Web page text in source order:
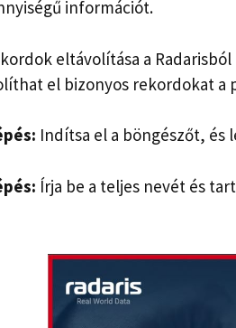
információt.
eltávolítása a
el bizonyos rekordokat a
Indítsa el a böngészőt, és
Írja be a teljes nevét és